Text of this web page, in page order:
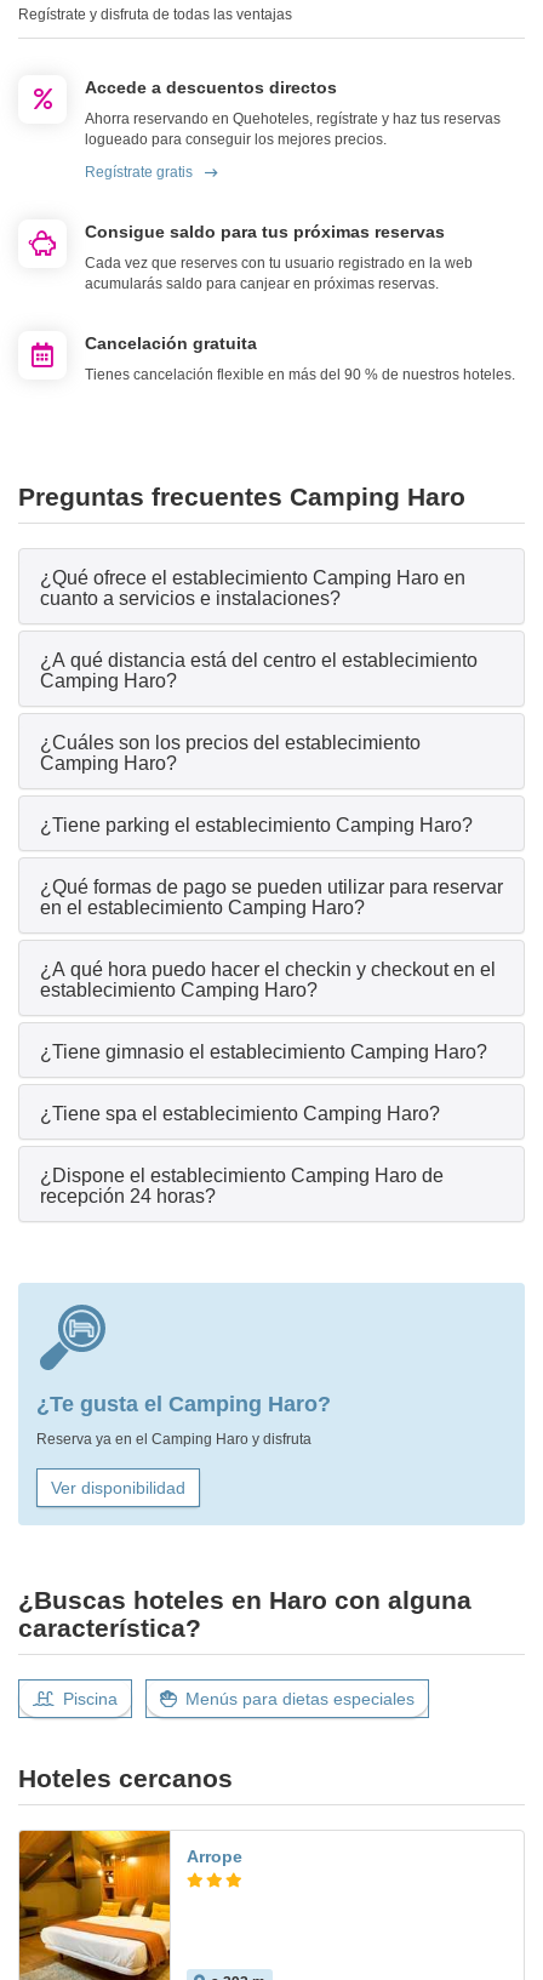
Regístrate y disfruta de todas las ventajas
Accede a descuentos directos
Ahorra reservando en Quehoteles, regístrate y haz tus reservas
logueado para conseguir los mejores precios.
Regístrate gratis
Consigue saldo para tus próximas reservas
Cada vez que reserves con tu usuario registrado en la web
acumularás saldo para canjear en próximas reservas.
Cancelación gratuita
Tienes cancelación flexible en más del 90 % de nuestros hoteles.
Preguntas frecuentes Camping Haro
¿Qué ofrece el establecimiento Camping Haro en
cuanto a servicios e instalaciones?
¿A qué distancia está del centro el establecimiento
Camping Haro?
¿Cuáles son los precios del establecimiento
Camping Haro?
¿Tiene parking el establecimiento Camping Haro?
¿Qué formas de pago se pueden utilizar para reservar
en el establecimiento Camping Haro?
¿A qué hora puedo hacer el checkin y checkout en el
establecimiento Camping Haro?
¿Tiene gimnasio el establecimiento Camping Haro?
¿Tiene spa el establecimiento Camping Haro?
¿Dispone el establecimiento Camping Haro de
recepción 24 horas?
¿Te gusta el Camping Haro?
Reserva ya en el Camping Haro y disfruta
Ver disponibilidad
¿Buscas hoteles en Haro con alguna
característica?
Piscina Menús para dietas especiales
Hoteles cercanos
Arrope